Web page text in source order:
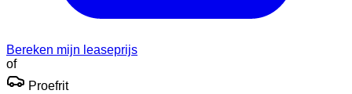
Bereken mijn leaseprijs
of
Proefrit